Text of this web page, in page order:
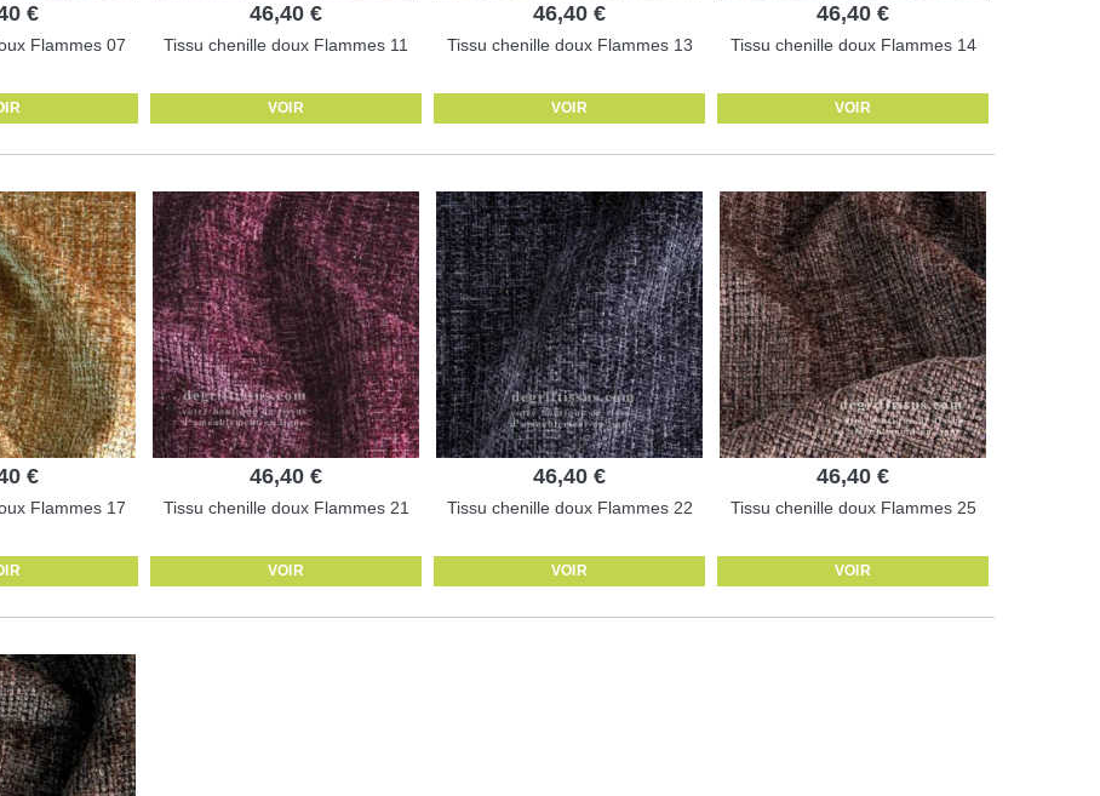
€
Flammes 07
46,40 €
Tissu chenille doux Flammes 11
VOIR
46,40 €
Tissu chenille doux Flammes 13
VOIR
46,40 €
Tissu chenille doux Flammes 14
VOIR
€
Flammes 17
46,40 €
Tissu chenille doux Flammes 21
VOIR
46,40 €
Tissu chenille doux Flammes 22
VOIR
46,40 €
Tissu chenille doux Flammes 25
VOIR